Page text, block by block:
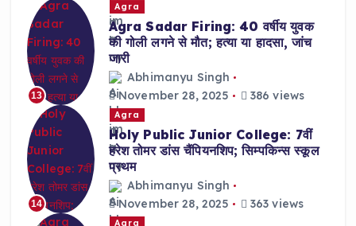
13
Agra
Agra Sadar Firing: 40 वर्षीय युवक
की गोली लगने से मौत; हत्या या हादसा, जांच
जारी
Abhimanyu Singh
November 28, 2025
386 views
14
Agra
Holy Public Junior College: 7वीं
हरेश तोमर डांस चैंपियनशिप; सिम्पकिन्स स्कूल
प्रथम
Abhimanyu Singh
November 28, 2025
363 views
Agra